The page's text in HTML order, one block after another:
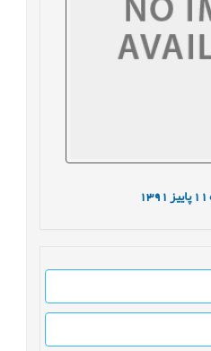
پاییز1391